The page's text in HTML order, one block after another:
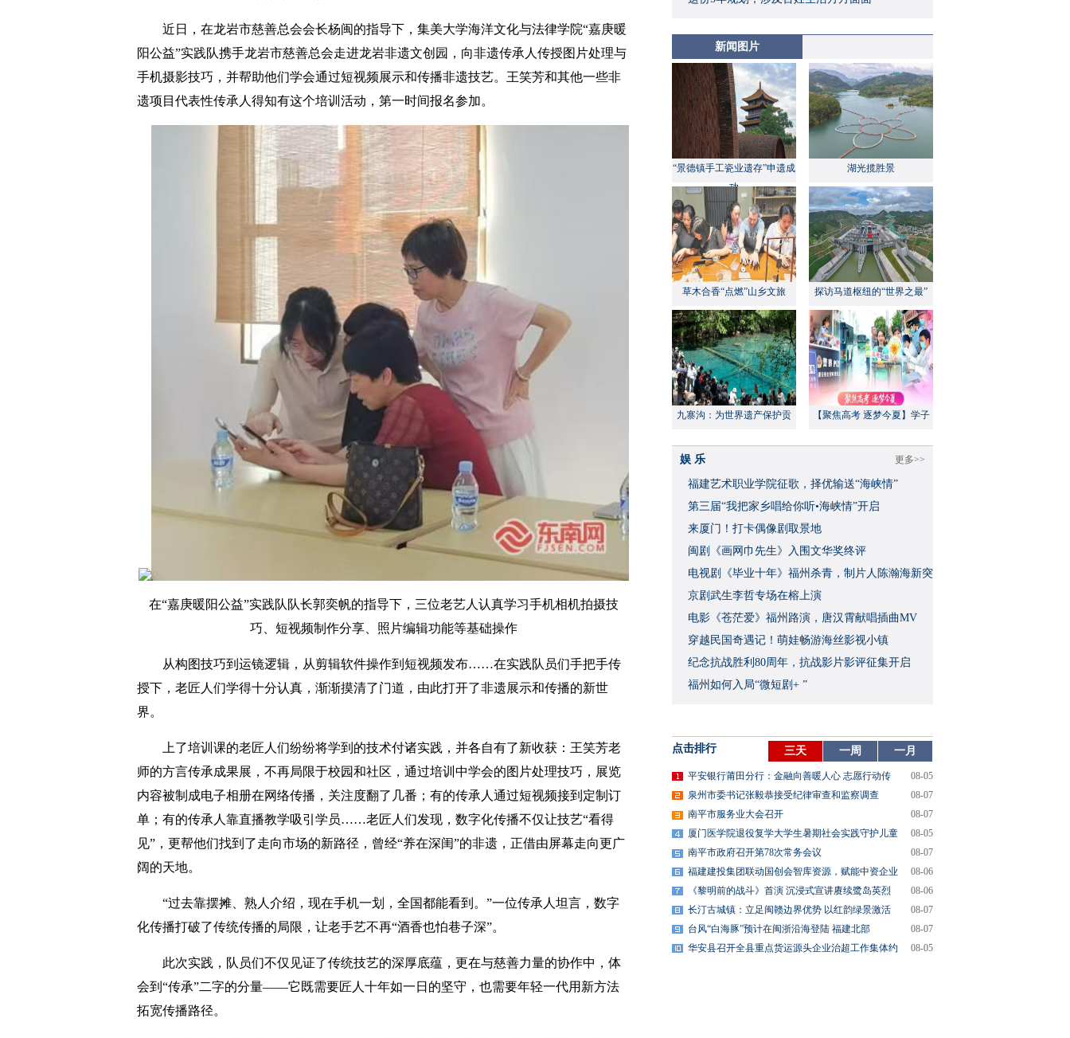
近日，在龙岩市慈善总会会长杨闽的指导下，集美大学海洋文化与法律学院“嘉庚暖
阳公益”实践队携手龙岩市慈善总会走进龙岩非遗文创园，向非遗传承人传授图片处理与
手机摄影技巧，并帮助他们学会通过短视频展示和传播非遗技艺。王笑芳和其他一些非
遗项目代表性传承人得知有这个培训活动，第一时间报名参加。
在“嘉庚暖阳公益”实践队队长郭奕帆的指导下，三位老艺人认真学习手机相机拍摄技
巧、短视频制作分享、照片编辑功能等基础操作
从构图技巧到运镜逻辑，从剪辑软件操作到短视频发布……在实践队员们手把手传
授下，老匠人们学得十分认真，渐渐摸清了门道，由此打开了非遗展示和传播的新世
界。
上了培训课的老匠人们纷纷将学到的技术付诸实践，并各自有了新收获：王笑芳老
师的方言传承成果展，不再局限于校园和社区，通过培训中学会的图片处理技巧，展览
内容被制成电子相册在网络传播，关注度翻了几番；有的传承人通过短视频接到定制订
单；有的传承人靠直播教学吸引学员……老匠人们发现，数字化传播不仅让技艺“看得
见”，更帮他们找到了走向市场的新路径，曾经“养在深闺”的非遗，正借由屏幕走向更广
阔的天地。
“过去靠摆摊、熟人介绍，现在手机一划，全国都能看到。”一位传承人坦言，数字
化传播打破了传统传播的局限，让老手艺不再“酒香也怕巷子深”。
此次实践，队员们不仅见证了传统技艺的深厚底蕴，更在与慈善力量的协作中，体
会到“传承”二字的分量——它既需要匠人十年如一日的坚守，也需要年轻一代用新方法
拓宽传播路径。
新闻图片
“景德镇手工瓷业遗存”申遗成
功
湖光揽胜景
草木合香“点燃”山乡文旅 探访马道枢纽的“世界之最”
九寨沟：为世界遗产保护贡
【聚焦高考 逐梦今夏】学子
更多>>
娱 乐
福建艺术职业学院征歌，择优输送“海峡情”
​第三届“我把家乡唱给你听•海峡情”开启
来厦门！打卡偶像剧取景地
闽剧《画网巾先生》入围文华奖终评
​电视剧《毕业十年》福州杀青，制片人陈瀚海新突
破
京剧武生李哲专场在榕上演
​电影《苍茫爱》福州路演，唐汉霄献唱插曲MV
穿越民国奇遇记！萌娃畅游海丝影视小镇
​纪念抗战胜利80周年，抗战影片影评征集开启
福州如何入局“微短剧+ ”
点击排行 三天 一周 一月
平安银行莆田分行：金融向善暖人心 志愿行动传
08-05
泉州市委书记张毅恭接受纪律审查和监察调查
08-07
南平市服务业大会召开
08-07
厦门医学院退役复学大学生暑期社会实践守护儿童
08-05
南平市政府召开第78次常务会议
08-07
福建建投集团联动国创会智库资源，赋能中资企业
08-06
《黎明前的战斗》首演 沉浸式宣讲赓续鹭岛英烈
08-06
长汀古城镇：立足闽赣边界优势 以红韵绿景激活
08-07
台风“白海豚”预计在闽浙沿海登陆 福建北部
08-07
华安县召开全县重点货运源头企业治超工作集体约
08-05